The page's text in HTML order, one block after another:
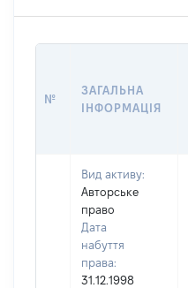
№
ЗАГАЛЬНА
ІНФОРМАЦІЯ
Вид активу:
Авторське
право
Дата
набуття
права:
31.12.1998